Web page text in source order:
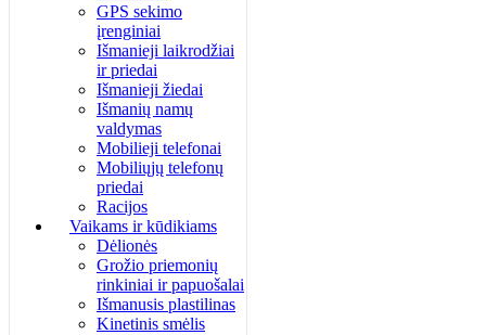
GPS sekimo
įrenginiai
Išmanieji laikrodžiai
ir priedai
Išmanieji žiedai
Išmanių namų
valdymas
Mobilieji telefonai
Mobiliųjų telefonų
priedai
Racijos
Vaikams ir kūdikiams
Dėlionės
Grožio priemonių
rinkiniai ir papuošalai
Išmanusis plastilinas
Kinetinis smėlis